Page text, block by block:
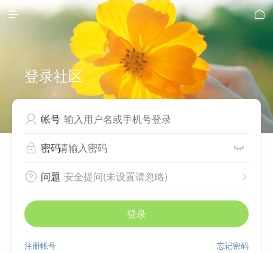
 
登录社区
 帐号
 密码 
 问题 
安全提问(未设置请忽略)
登录
忘记密码
注册帐号